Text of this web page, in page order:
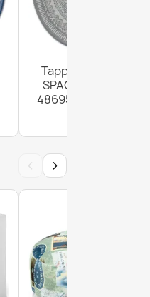
Tappeto cerchio DI
SPAGO SISAL FLAT
48695/637 VETRATA
‹ ›